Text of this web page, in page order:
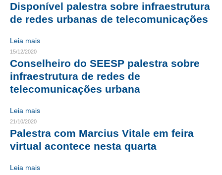
PERSONALIDADES DA TECNOLOGIA
TRANSPARÊNCIA
JURÍDICO
CONSULTORIA
ACORDOS, CONVENÇÕES E DISSÍDIOS
CONTRIBUIÇÕES
Disponível palestra sobre infraestrutura
de redes urbanas de telecomunicações
Leia mais
15/12/2020
Conselheiro do SEESP palestra sobre
infraestrutura de redes de
telecomunicações urbana
Leia mais
21/10/2020
Palestra com Marcius Vitale em feira
virtual acontece nesta quarta
Leia mais